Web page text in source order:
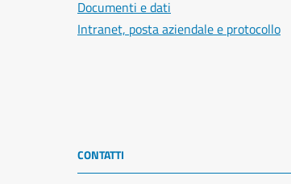
Documenti e dati
Intranet, posta aziendale e protocollo
CONTATTI